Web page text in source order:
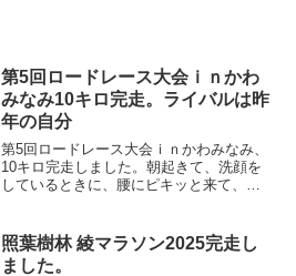
第5回ロードレース大会ｉｎかわ
みなみ10キロ完走。ライバルは昨
年の自分
第5回ロードレース大会ｉｎかわみなみ、
10キロ完走しました。朝起きて、洗顔を
しているときに、腰にピキッと来て、や
じずに、走れたので、とりあえず良かっ
たです。第5回ロード...
照葉樹林 綾マラソン2025完走し
ました。